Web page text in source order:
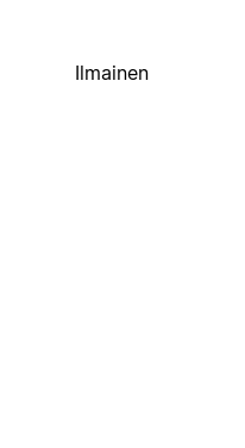
Ilmainen